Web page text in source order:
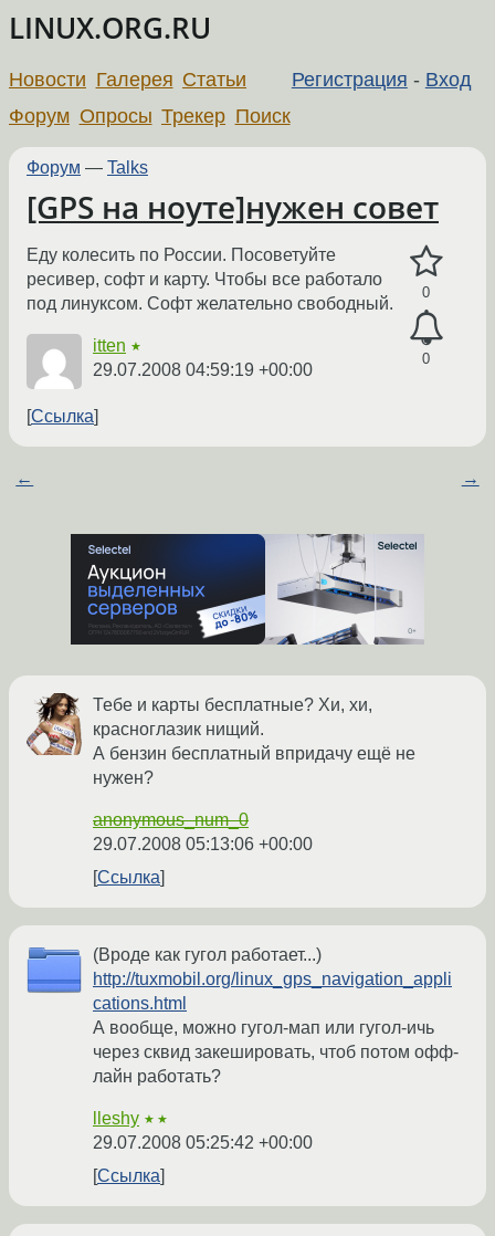
LINUX.ORG.RU
Регистрация - Вход
Новости Галерея Статьи
Форум Опросы Трекер Поиск
Форум — Talks
[GPS на ноуте]нужен совет
0
0
Еду колесить по России. Посоветуйте
ресивер, софт и карту. Чтобы все работало
под линуксом. Софт желательно свободный.
itten ★
29.07.2008 04:59:19 +00:00
Ссылка
← →
Тебе и карты бесплатные? Хи, хи,
красноглазик нищий.
А бензин бесплатный впридачу ещё не
нужен?
anonymous_num_0
29.07.2008 05:13:06 +00:00
Ссылка
(Вроде как гугол работает...)
http://tuxmobil.org/linux_gps_navigation_appli
cations.html
А вообще, можно гугол-мап или гугол-ичь
через сквид закешировать, чтоб потом офф-
лайн работать?
lleshy ★★
29.07.2008 05:25:42 +00:00
Ссылка